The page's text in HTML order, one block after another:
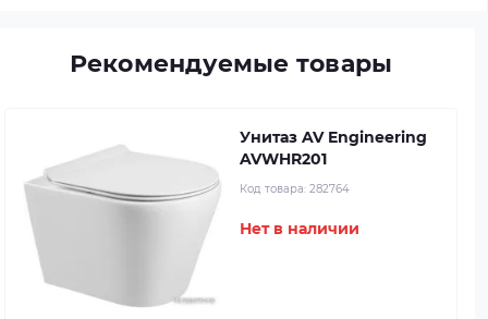
Рекомендуемые товары
Унитаз AV Engineering
AVWHR201
Код товара: 282764
Нет в наличии